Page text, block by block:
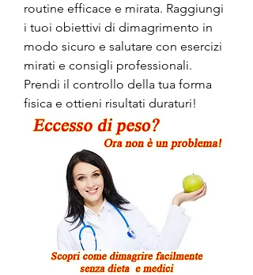
routine efficace e mirata. Raggiungi
i tuoi obiettivi di dimagrimento in
modo sicuro e salutare con esercizi
mirati e consigli professionali.
Prendi il controllo della tua forma
fisica e ottieni risultati duraturi!